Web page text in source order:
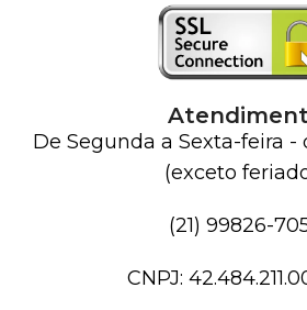
De Segunda a Sexta-feira -
(exceto
(21) 99826-
CNPJ: